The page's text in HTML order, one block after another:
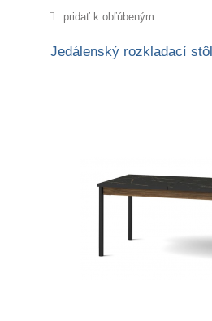
pridať k obľúbeným
Jedálenský rozkladací